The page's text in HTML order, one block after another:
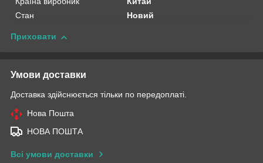
Стан
Новий
Приховати
Умови доставки
Доставка здійснюється тільки по передоплаті.
Нова Пошта
НОВА ПОШТА
Всі умови доставки